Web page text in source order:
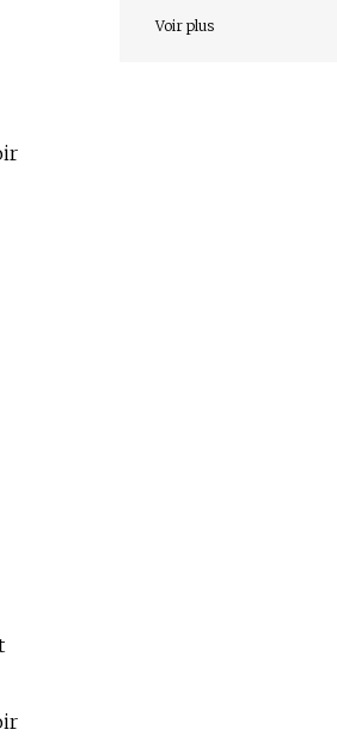
de 10 $
Voir plus